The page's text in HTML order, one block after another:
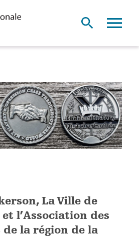
La Ville de
l’Association des
de la région de la